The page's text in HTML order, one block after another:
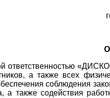
ответственностью
а также всех
соблюдения
а также содействия